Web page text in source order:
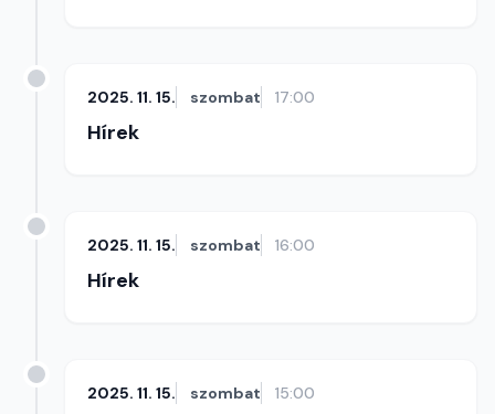
2025. 11. 15. szombat 17:00
Hírek
2025. 11. 15. szombat 16:00
Hírek
2025. 11. 15. szombat 15:00